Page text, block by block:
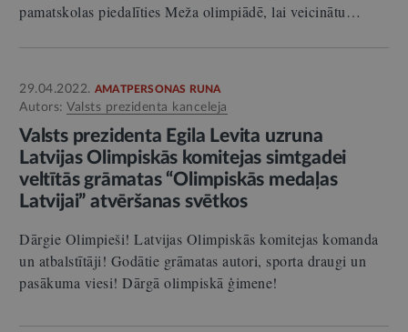
pamatskolas piedalīties Meža olimpiādē, lai veicinātu…
29.04.2022. AMATPERSONAS RUNA
Autors: Valsts prezidenta kanceleja
Valsts prezidenta Egila Levita uzruna
Latvijas Olimpiskās komitejas simtgadei
veltītās grāmatas “Olimpiskās medaļas
Latvijai” atvēršanas svētkos
Dārgie Olimpieši! Latvijas Olimpiskās komitejas komanda
un atbalstītāji! Godātie grāmatas autori, sporta draugi un
pasākuma viesi! Dārgā olimpiskā ģimene!